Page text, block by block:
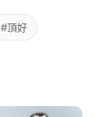
#頂好